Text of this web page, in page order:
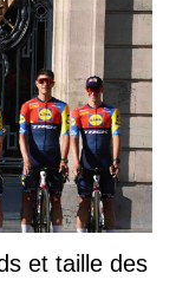
et taille des